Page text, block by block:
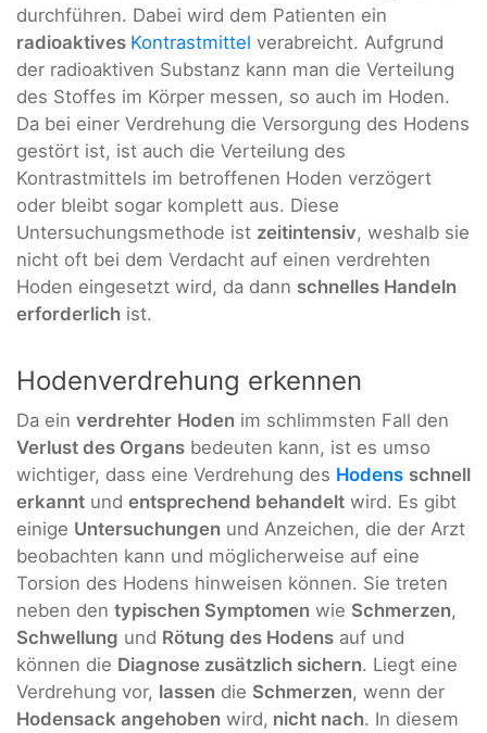
durchführen. Dabei wird dem Patienten ein
radioaktives Kontrastmittel verabreicht. Aufgrund
der radioaktiven Substanz kann man die Verteilung
des Stoffes im Körper messen, so auch im Hoden.
Da bei einer Verdrehung die Versorgung des Hodens
gestört ist, ist auch die Verteilung des
Kontrastmittels im betroffenen Hoden verzögert
oder bleibt sogar komplett aus. Diese
Untersuchungsmethode ist zeitintensiv, weshalb sie
nicht oft bei dem Verdacht auf einen verdrehten
Hoden eingesetzt wird, da dann schnelles Handeln
erforderlich ist.
Hodenverdrehung erkennen
Da ein verdrehter Hoden im schlimmsten Fall den
Verlust des Organs bedeuten kann, ist es umso
wichtiger, dass eine Verdrehung des Hodens schnell
erkannt und entsprechend behandelt wird. Es gibt
einige Untersuchungen und Anzeichen, die der Arzt
beobachten kann und möglicherweise auf eine
Torsion des Hodens hinweisen können. Sie treten
neben den typischen Symptomen wie Schmerzen,
Schwellung und Rötung des Hodens auf und
können die Diagnose zusätzlich sichern. Liegt eine
Verdrehung vor, lassen die Schmerzen, wenn der
Hodensack angehoben wird, nicht nach. In diesem